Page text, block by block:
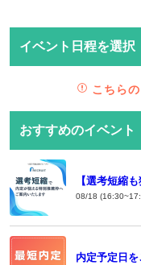
イベント日程を選択
こちら
おすすめのイベント
【選考短縮
08/18
内定予定日